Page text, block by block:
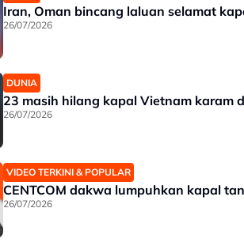
Iran, Oman bincang laluan selamat
26/07/2026
DUNIA
23 masih hilang kapal Vietnam karam
26/07/2026
VIDEO TERKINI & POPULAR
CENTCOM dakwa lumpuhkan kapal
26/07/2026